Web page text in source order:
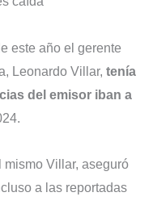
este año el gerente
Leonardo Villar, tenía
del emisor iban a
mismo Villar, aseguró
a las reportadas